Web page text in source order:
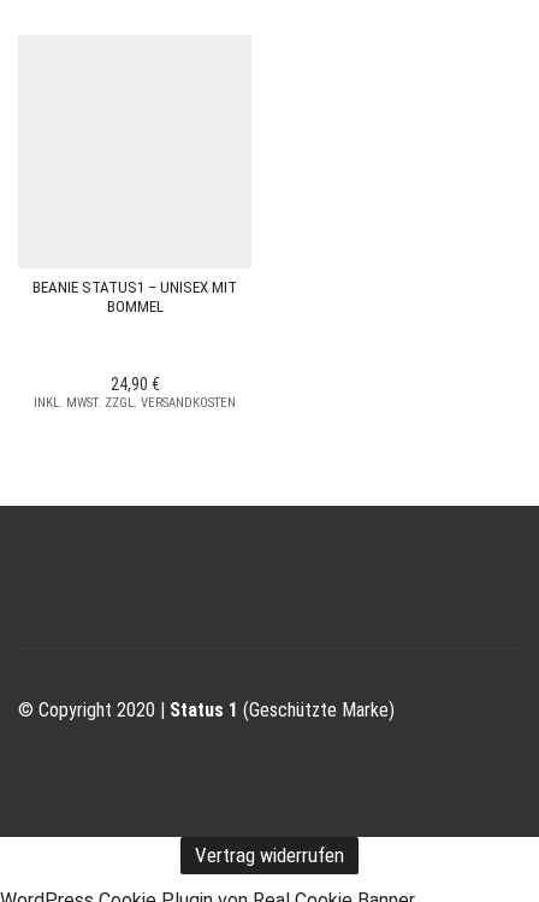
BEANIE STATUS1 – UNISEX MIT
BOMMEL
24,90 €
INKL. MWST. ZZGL. VERSANDKOSTEN
© Copyright 2020 | Status 1 (Geschützte Marke)
Vertrag widerrufen